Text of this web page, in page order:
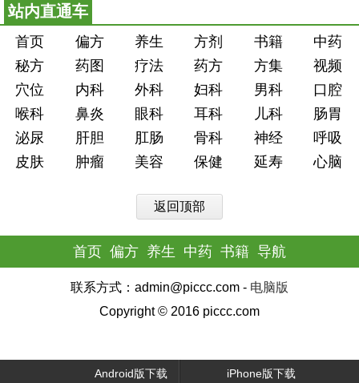
站内直通车
首页 偏方 养生 方剂 书籍
中药
秘方
药图 疗法 药方 方集
视频
穴位
内科 外科 妇科 男科
口腔
喉科
鼻炎 眼科 耳科 儿科
肠胃
泌尿
肝胆 肛肠 骨科 神经
呼吸
皮肤
肿瘤 美容 保健 延寿 心脑
返回顶部
首页 偏方 养生 中药 书籍 导航
联系方式：admin@piccc.com - 电脑版
Copyright © 2016 piccc.com
Android版下载 iPhone版下载